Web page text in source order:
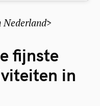
fijnste
in